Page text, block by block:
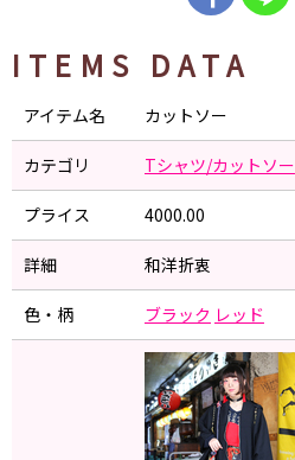
ITEMS DATA
アイテム名 カットソー
カテゴリ Tシャツ/カットソー
プライス 4000.00
詳細 和洋折衷
色・柄 ブラック レッド